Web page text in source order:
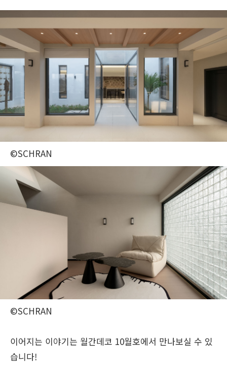
©SCHRAN
©SCHRAN
이어지는 이야기는 월간데코 10월호에서 만나보실 수 있
습니다!